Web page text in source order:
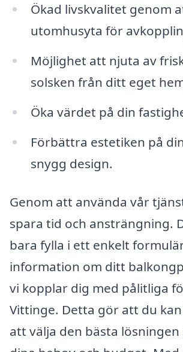
Ökad livskvalitet genom
utomhusyta för
Möjlighet att njuta av
solsken från ditt eget
Öka värdet på din
Förbättra estetiken på
snygg design.
Genom att använda vår
spara tid och ansträngning.
bara fylla i ett enkelt
information om ditt
vi kopplar dig med pålitliga
Vittinge. Detta gör att du
att välja den bästa lösningen